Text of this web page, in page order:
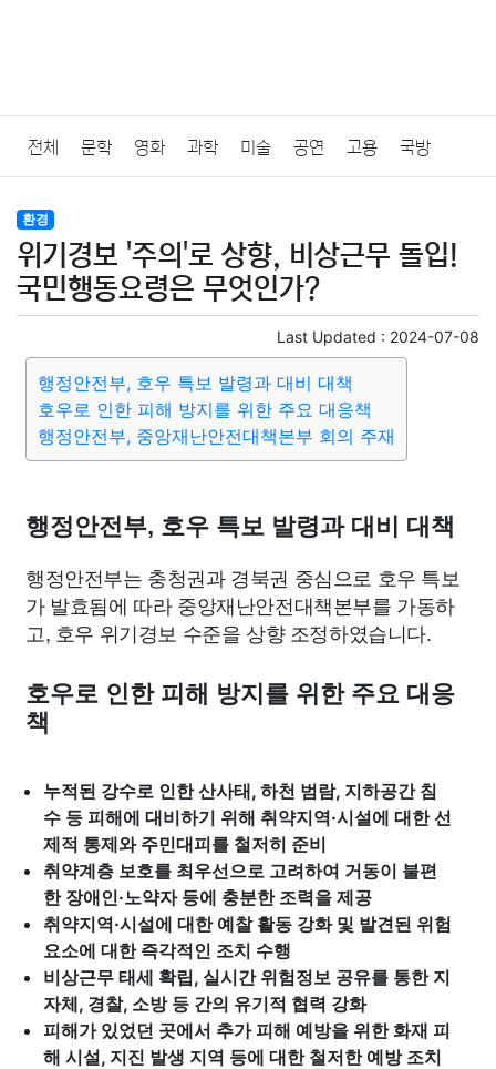
전체 문학 영화 과학 미술 공연 고용 국방
법률
질병 가요 방송 일상 주식 암호화폐 블록체인
미용 증권 인테리어
요리 상품리뷰 원예 금융 게임 스포츠
대출 자동차 취미 맛집 컴퓨터
종교 사회 정치 건강 의료 의학 경제 마케팅
부동산 외국어 교육 교통 생활 기타
환경
위기경보 '주의'로 상향, 비상근무 돌입!
국민행동요령은 무엇인가?
Last Updated : 2024-07-08
행정안전부, 호우 특보 발령과 대비 대책
호우로 인한 피해 방지를 위한 주요 대응책
행정안전부, 중앙재난안전대책본부 회의 주재
행정안전부, 호우 특보 발령과 대비 대책
행정안전부는 충청권과 경북권 중심으로 호우 특보
가 발효됨에 따라 중앙재난안전대책본부를 가동하
고, 호우 위기경보 수준을 상향 조정하였습니다.
호우로 인한 피해 방지를 위한 주요 대응
책
누적된 강수로 인한 산사태, 하천 범람, 지하공간 침
수 등 피해에 대비하기 위해 취약지역·시설에 대한 선
제적 통제와 주민대피를 철저히 준비
취약계층 보호를 최우선으로 고려하여 거동이 불편
한 장애인·노약자 등에 충분한 조력을 제공
취약지역·시설에 대한 예찰 활동 강화 및 발견된 위험
요소에 대한 즉각적인 조치 수행
비상근무 태세 확립, 실시간 위험정보 공유를 통한 지
자체, 경찰, 소방 등 간의 유기적 협력 강화
피해가 있었던 곳에서 추가 피해 예방을 위한 화재 피
해 시설, 지진 발생 지역 등에 대한 철저한 예방 조치